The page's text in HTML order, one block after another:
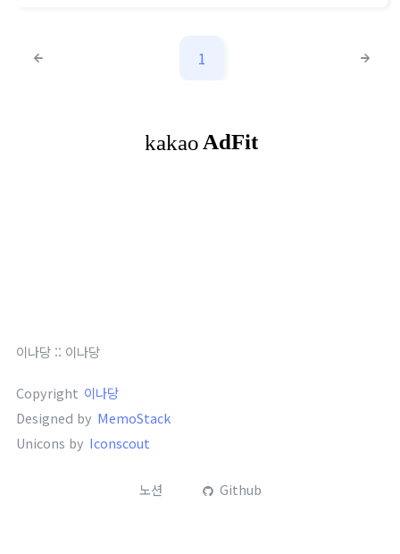
tility for Windows. Ironic..1
이나당 :: 이나당
Copyright 이나당
Designed by MemoStack
Unicons by Iconscout
노션 Github